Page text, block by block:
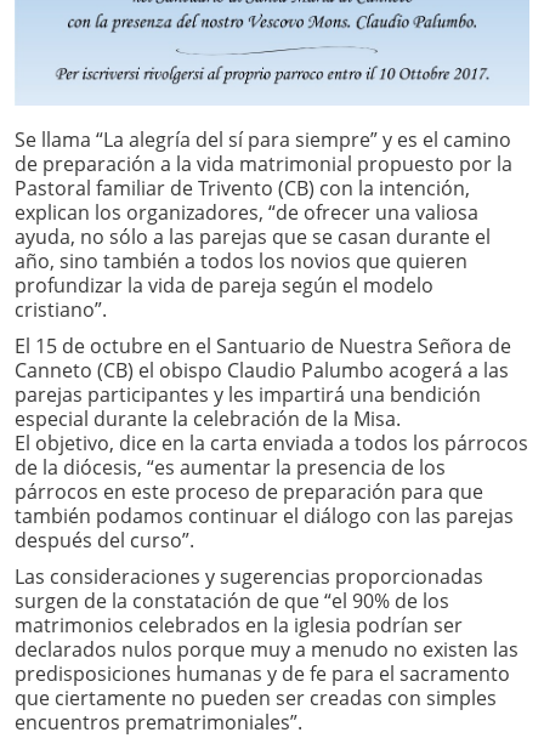
Se llama “La alegría del sí para siempre” y es el camino
de preparación a la vida matrimonial propuesto por la
Pastoral familiar de Trivento (CB) con la intención,
explican los organizadores, “de ofrecer una valiosa
ayuda, no sólo a las parejas que se casan durante el
año, sino también a todos los novios que quieren
profundizar la vida de pareja según el modelo
cristiano”.
El 15 de octubre en el Santuario de Nuestra Señora de
Canneto (CB) el obispo Claudio Palumbo acogerá a las
parejas participantes y les impartirá una bendición
especial durante la celebración de la Misa.
El objetivo, dice en la carta enviada a todos los párrocos
de la diócesis, “es aumentar la presencia de los
párrocos en este proceso de preparación para que
también podamos continuar el diálogo con las parejas
después del curso”.
Las consideraciones y sugerencias proporcionadas
surgen de la constatación de que “el 90% de los
matrimonios celebrados en la iglesia podrían ser
declarados nulos porque muy a menudo no existen las
predisposiciones humanas y de fe para el sacramento
que ciertamente no pueden ser creadas con simples
encuentros prematrimoniales”.